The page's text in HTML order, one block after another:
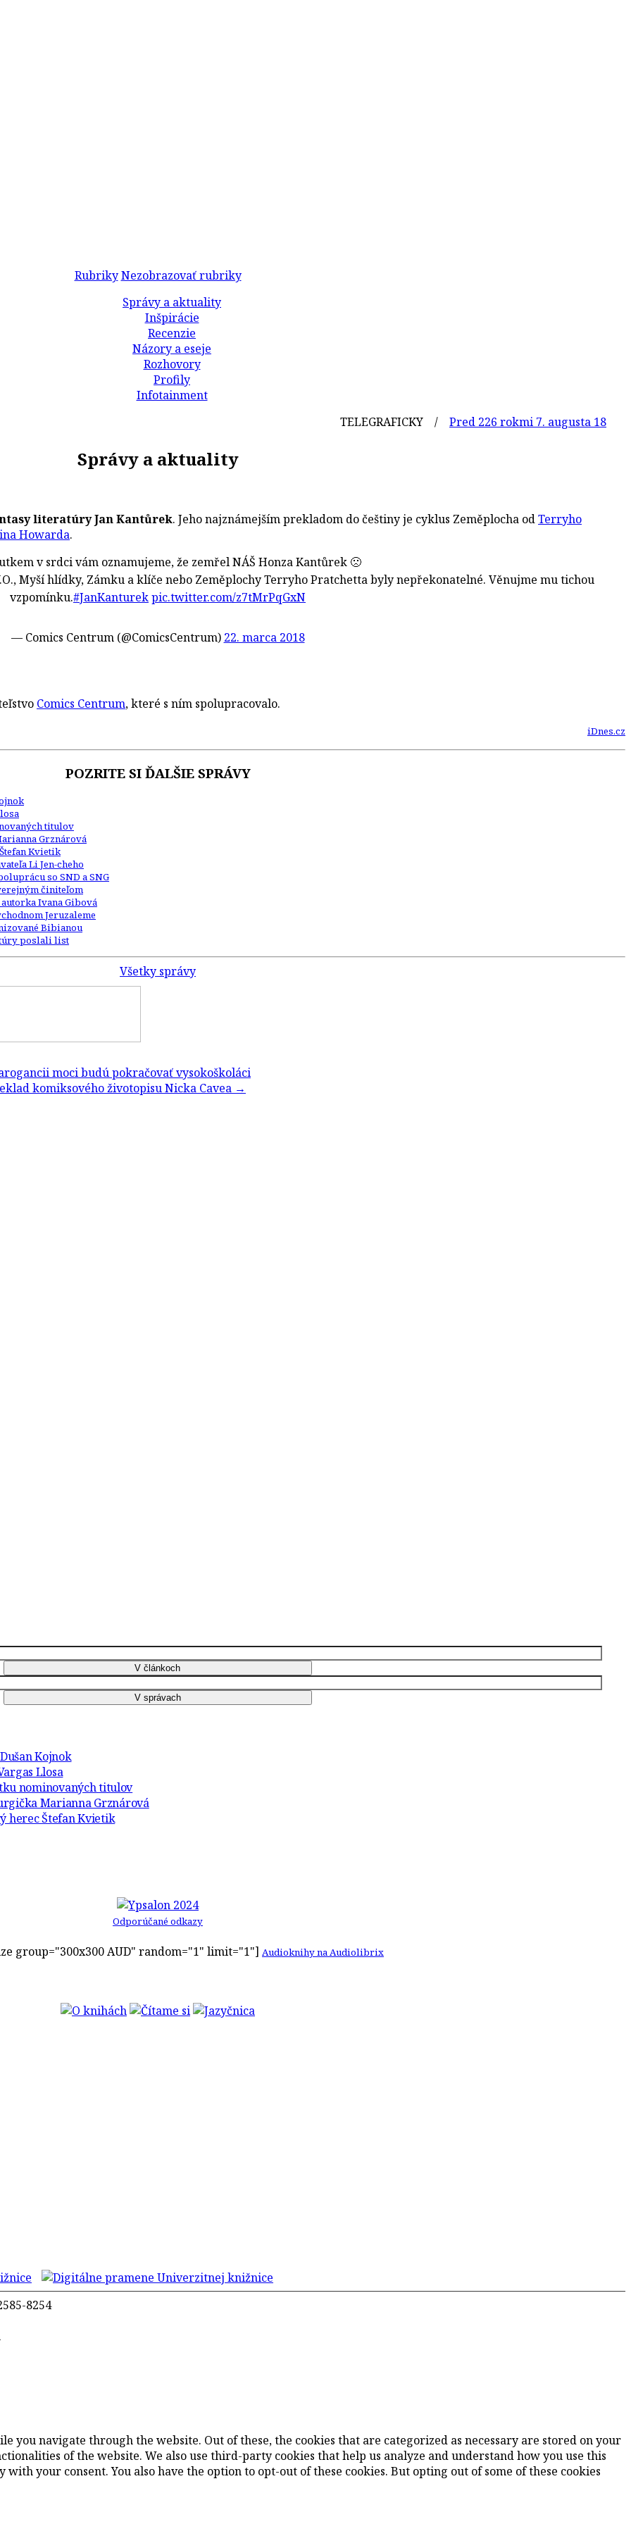
Rubriky Nezobrazovať rubriky
Správy a aktuality
Inšpirácie
Recenzie
Názory a eseje
Rozhovory
Profily
Infotainment
TELEGRAFICKY /Pred 226 rokmi 7. augusta 1800 sa
Správy a aktuality
literatúry Jan Kantůrek. Jeho najznámejším prekladom do češtiny je cyklus Zeměplocha odTerryho
Howarda.
v srdci vám oznamujeme, že zemřel NÁŠ Honza Kantůrek 🙁
Myší hlídky, Zámku a klíče nebo Zeměplochy Terryho Pratchetta byly nepřekonatelné. Věnujme mu tichou
vzpomínku.#JanKanturekpic.twitter.com/z7tMrPqGxN
— Comics Centrum (@ComicsCentrum) 22. marca 2018
Comics Centrum, které s ním spolupracovalo.
iDnes.cz
POZRITE SI ĎALŠIE SPRÁVY
titulov
Grznárová
Kvietik
Li Jen-cheho
so SND a SNG
činiteľom
Ivana Gibová
Jeruzaleme
Bibianou
poslali list
Všetky správy
moci budú pokračovať vysokoškoláci
komiksového životopisu Nicka Cavea →
Kojnok
Llosa
nominovaných titulov
Marianna Grznárová
herec Štefan Kvietik
Odporúčané odkazy
group="300x300 AUD" random="1" limit="1"] Audioknihy na Audiolibrix
8254
you navigate through the website. Out of these, the cookies that are categorized as necessary are stored on your
of the website. We also use third-party cookies that help us analyze and understand how you use this
your consent. You also have the option to opt-out of these cookies. But opting out of some of these cookies